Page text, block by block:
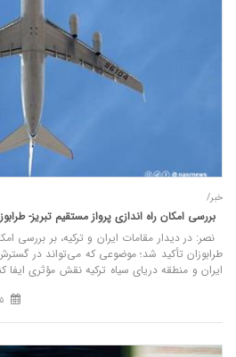
خبر/
بررسی امکان راه‌ اندازی پرواز مستقیم تبریز-
نصر: در دیدار مقامات ایران و ترکیه، بر بررسی
طرابوزان تأکید شد؛ موضوعی که می‌تواند در
ایران و منطقه دریای سیاه ترکیه نقش مؤثری ایفا
05